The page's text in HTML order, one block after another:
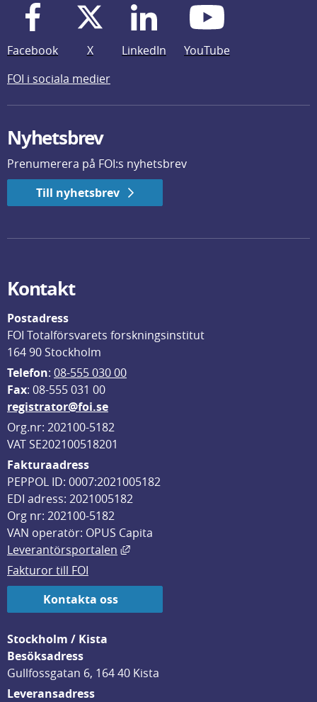
Facebook X LinkedIn
YouTube
FOI i sociala medier
Nyhetsbrev
Prenumerera på FOI:s nyhetsbrev
Till nyhetsbrev
Kontakt
Postadress
FOI Totalförsvarets forskningsinstitut
164 90 Stockholm
Telefon: 08-555 030 00
Fax: 08-555 031 00
registrator@foi.se
Org.nr: 202100-5182
VAT SE202100518201
Fakturaadress
PEPPOL ID: 0007:2021005182
EDI adress: 2021005182
Org nr: 202100-5182
VAN operatör: OPUS Capita
Leverantörsportalen
Länk till annan webbplats, öppnas
Fakturor till FOI
Kontakta oss
Stockholm / Kista
Besöksadress
Gullfossgatan 6, 164 40 Kista
Leveransadress